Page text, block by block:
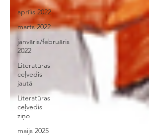
aprīlis 2022
marts 2022
janvāris/februāris
2022
Literatūras
ceļvedis
jautā
Literatūras
ceļvedis
ziņo
maijs 2025